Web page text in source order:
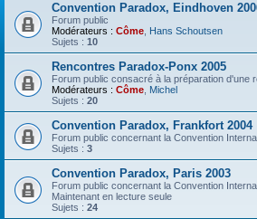
Convention Paradox, Eindhoven
Forum public
Modérateurs : Côme Hans Schoutsen
Sujets : 10
Rencontres Paradox-Ponx 2005
Forum public consacré à la préparation d'une
Modérateurs : Côme Michel
Sujets : 20
Convention Paradox, Frankfort 2004
Forum public concernant la Convention
Sujets : 3
Convention Paradox, Paris 2003
Forum public concernant la Convention
Maintenant en lecture seule
Sujets : 24